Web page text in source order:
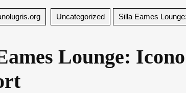
Uncategorized Silla Eames
Lounge: